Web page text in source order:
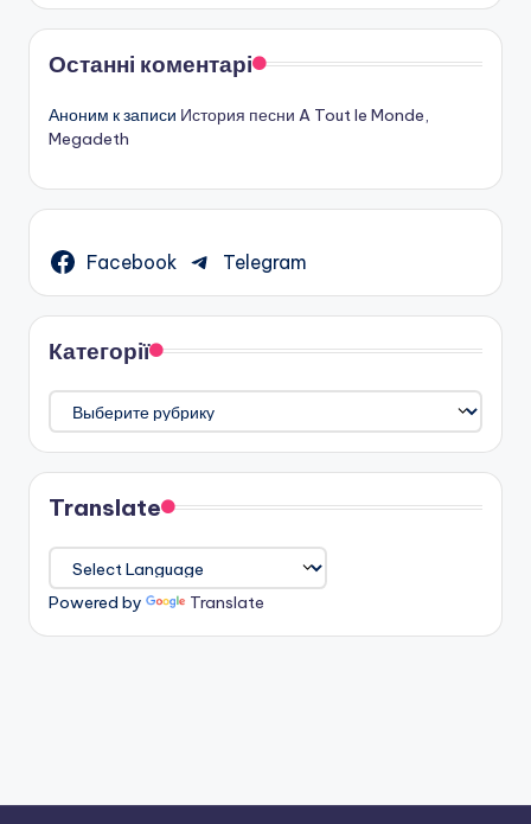
Останні коментарі
Аноним к записи История песни A Tout le Monde,
Megadeth
Facebook Telegram
Категорії
Категорії
Translate
Powered by Translate